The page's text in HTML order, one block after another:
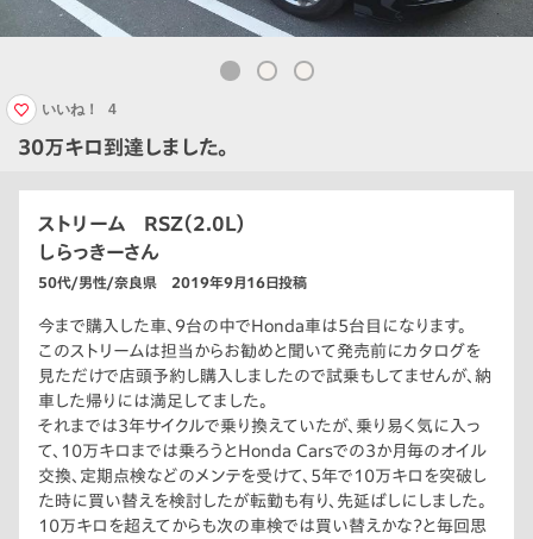
30万キロ到達しました。
いいね！ 4
ストリーム RSZ（2.0L）
しらっきーさん
50代/男性/奈良県 2019年9月16日投稿
今まで購入した車、9台の中でHonda車は5台目になります。
このストリームは担当からお勧めと聞いて発売前にカタログを
見ただけで店頭予約し購入しましたので試乗もしてませんが、納
車した帰りには満足してました。
それまでは3年サイクルで乗り換えていたが、乗り易く気に入っ
て、10万キロまでは乗ろうとHonda Carsでの3か月毎のオイル
交換、定期点検などのメンテを受けて、5年で10万キロを突破し
た時に買い替えを検討したが転勤も有り、先延ばしにしました。
10万キロを超えてからも次の車検では買い替えかな？と毎回思